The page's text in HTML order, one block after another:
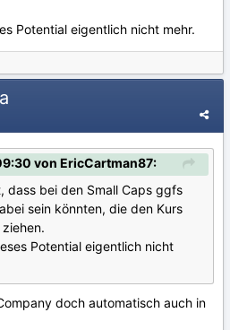
Potential eigentlich nicht mehr.
von EricCartman87:
dass bei den Small Caps ggfs
sein könnten, die den Kurs
Potential eigentlich nicht
doch automatisch auch in